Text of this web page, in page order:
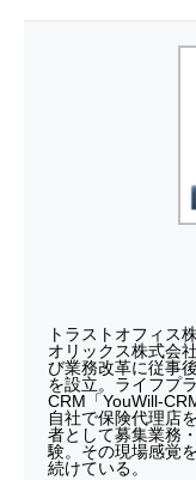
トラストオフィス
オリックス株式会
び業務改革に従事
を設立。ライフプ
CRM「YouWill-
自社で保険代理店
者として募集業務
験。その現場感覚
続けている。